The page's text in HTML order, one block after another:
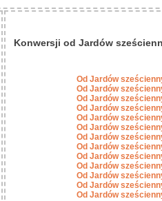
Konwersji od Jardów
Od Jardów
Od Jardów
Od Jardów
Od Jardów
Od Jardów
Od Jardów
Od Jardów
Od Jardów
Od Jardów
Od Jardów
Od Jardów
Od Jardów
Od Jardów